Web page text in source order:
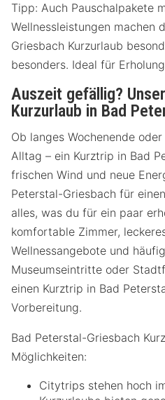
Tipp: Auch Pauschalpakete
Wellnessleistungen machen
Griesbach Kurzurlaub
besonders. Ideal für
Auszeit gefällig?
Kurzurlaub in Bad
Ob langes Wochenende
Alltag – ein Kurztrip in Bad
frischen Wind und neue
Peterstal-Griesbach für
alles, was du für ein paar
komfortable Zimmer,
Wellnessangebote und
Museumseintritte oder
einen Kurztrip in Bad
Vorbereitung.
Bad Peterstal-Griesbach
Möglichkeiten:
Citytrips stehen hoch